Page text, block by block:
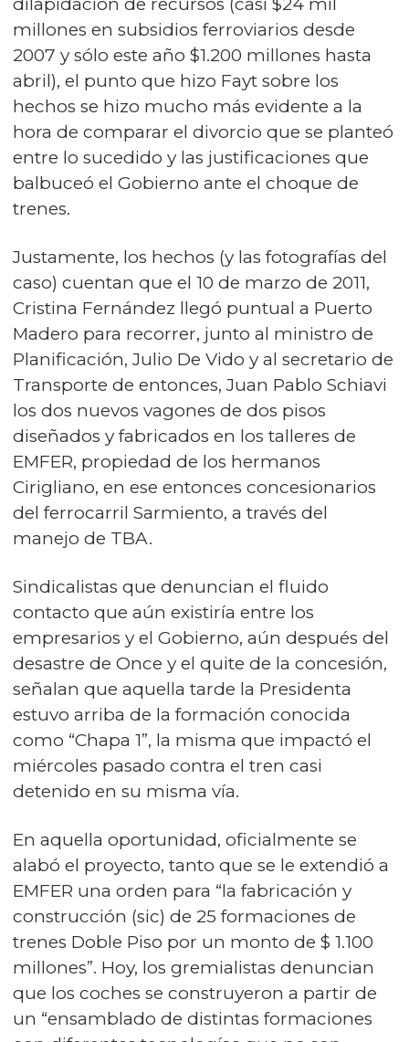
millones en subsidios ferroviarios desde
2007 y sólo este año $1.200 millones hasta
abril), el punto que hizo Fayt sobre los
hechos se hizo mucho más evidente a la
hora de comparar el divorcio que se planteó
entre lo sucedido y las justificaciones que
balbuceó el Gobierno ante el choque de
trenes.
Justamente, los hechos (y las fotografías del
caso) cuentan que el 10 de marzo de 2011,
Cristina Fernández llegó puntual a Puerto
Madero para recorrer, junto al ministro de
Planificación, Julio De Vido y al secretario de
Transporte de entonces, Juan Pablo Schiavi
los dos nuevos vagones de dos pisos
diseñados y fabricados en los talleres de
EMFER, propiedad de los hermanos
Cirigliano, en ese entonces concesionarios
del ferrocarril Sarmiento, a través del
manejo de TBA.
Sindicalistas que denuncian el fluido
contacto que aún existiría entre los
empresarios y el Gobierno, aún después del
desastre de Once y el quite de la concesión,
señalan que aquella tarde la Presidenta
estuvo arriba de la formación conocida
como “Chapa 1”, la misma que impactó el
miércoles pasado contra el tren casi
detenido en su misma vía.
En aquella oportunidad, oficialmente se
alabó el proyecto, tanto que se le extendió a
EMFER una orden para “la fabricación y
construcción (sic) de 25 formaciones de
trenes Doble Piso por un monto de $ 1.100
millones”. Hoy, los gremialistas denuncian
que los coches se construyeron a partir de
un “ensamblado de distintas formaciones